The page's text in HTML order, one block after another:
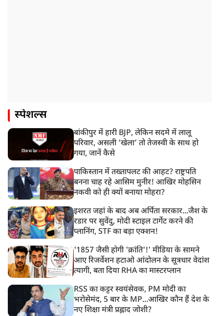
स्पेशल्स
बांकीपुर में हारी BJP, लेकिन सदमे में लालू
परिवार, असली ‘खेला’ तो तेजस्वी के साथ हो
गया, जानें कैसे
पाकिस्तान में तख्तापलट की आहट? राष्ट्रपति
बनना चाह रहे आसिम मुनीर! आखिर मोहसिन
नकवी को ही क्यों बनाया मोहरा?
इशरत जहां के बाद अब अर्पिता सरकार...जैश के
रडार पर सुवेंदु, मोदी स्टाइल टार्गेट करने की
प्लानिंग, STF का बड़ा एक्शन!
'1857 जैसी होगी 'क्रांति'!' मीडिया के सामने
आए रिजर्वेशन हटाओ आंदोलन के सूत्रधार वेदांश
त्यागी, बता दिया RHA का मास्टरप्लान
RSS का कट्टर स्वयंसेवक, PM मोदी का
भरोसेमंद, 5 बार के MP...आखिर कौन हैं देश के
नए शिक्षा मंत्री प्रह्लाद जोशी?